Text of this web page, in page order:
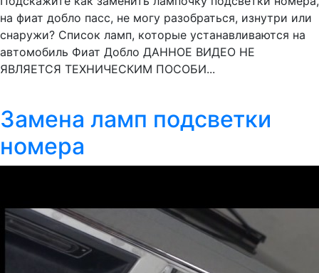
на фиат добло пасс, не могу разобраться, изнутри или
снаружи? Список ламп, которые устанавливаются на
автомобиль Фиат Добло ДАННОЕ ВИДЕО НЕ
ЯВЛЯЕТСЯ ТЕХНИЧЕСКИМ ПОСОБИ...
Замена ламп подсветки
номера